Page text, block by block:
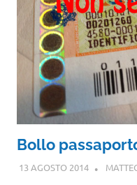
Bollo
13 AGOSTO 2014